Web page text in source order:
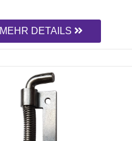
MEHR DETAILS